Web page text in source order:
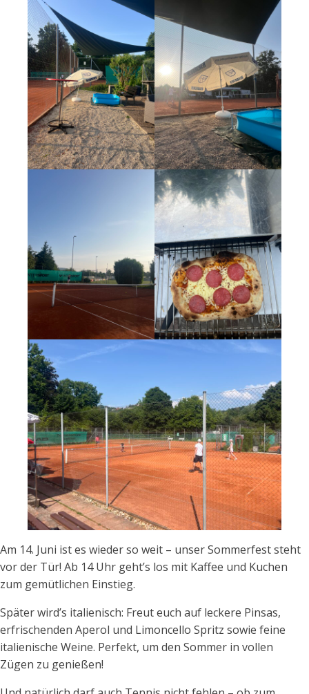
Am 14. Juni ist es wieder so weit – unser Sommerfest steht
vor der Tür! Ab 14 Uhr geht’s los mit Kaffee und Kuchen
zum gemütlichen Einstieg.
Später wird’s italienisch: Freut euch auf leckere Pinsas,
erfrischenden Aperol und Limoncello Spritz sowie feine
italienische Weine. Perfekt, um den Sommer in vollen
Zügen zu genießen!